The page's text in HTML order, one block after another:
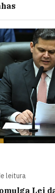
leitura
Lei